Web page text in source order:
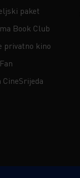
paket
Book Club
privatno kino
CineSrijeda